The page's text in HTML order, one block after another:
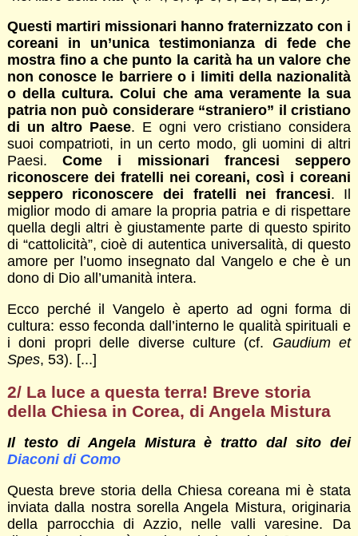
Questi martiri missionari hanno fraternizzato con i
coreani in un’unica testimonianza di fede che
mostra fino a che punto la carità ha un valore che
non conosce le barriere o i limiti della nazionalità
o della cultura. Colui che ama veramente la sua
patria non può considerare “straniero” il cristiano
di un altro Paese. E ogni vero cristiano considera
suoi compatrioti, in un certo modo, gli uomini di altri
Paesi.Come i missionari francesi seppero
riconoscere dei fratelli nei coreani, così i coreani
seppero riconoscere dei fratelli nei francesi. Il
miglior modo di amare la propria patria e di rispettare
quella degli altri è giustamente parte di questo spirito
di “cattolicità”, cioè di autentica universalità, di questo
amore per l’uomo insegnato dal Vangelo e che è un
dono di Dio all’umanità intera.
Ecco perché il Vangelo è aperto ad ogni forma di
cultura: esso feconda dall’interno le qualità spirituali e
i doni propri delle diverse culture (cf. Gaudium et
Spes, 53). [...]
2/ La luce a questa terra! Breve storia
della Chiesa in Corea, di Angela Mistura
Il testo di Angela Mistura è tratto dal sito dei
Diaconi di Como
Questa breve storia della Chiesa coreana mi è stata
inviata dalla nostra sorella Angela Mistura, originaria
della parrocchia di Azzio, nelle valli varesine. Da